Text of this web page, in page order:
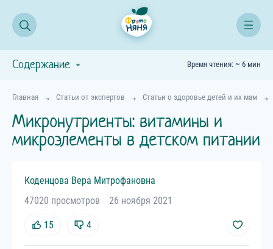
Главная Статьи от экспертов Статьи о здоровье детей и их мам
Микронутриенты: витамины и
микроэлементы в детском питании
Коденцова Вера Митрофановна
47020 просмотров
26 ноября 2021
15 4
Содержание Время чтения: ~ 6 мин